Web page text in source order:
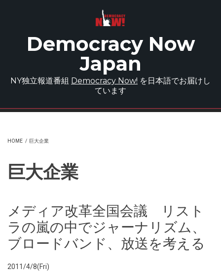
Democracy Now
Japan
NY独立報道番組 Democracy Now! を日本語でお届けし
ています
HOME / 巨大企業
巨大企業
メディア改革全国会議 リスト
ラの嵐の中でジャーナリズム、
ブロードバンド、放送を考える
2011/4/8(Fri)